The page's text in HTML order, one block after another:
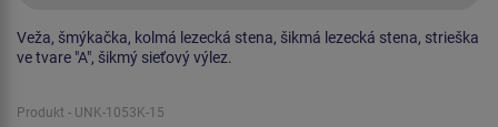
Veža, šmýkačka, kolmá lezecká stena, šikmá lezecká stena, strieška
ve tvare "A", šikmý sieťový výlez.
Produkt - UNK-1053K-15